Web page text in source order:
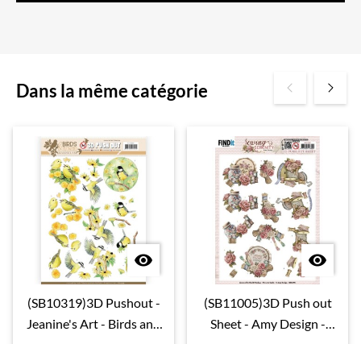
Dans la même catégorie

(SB10319)3D Pushout -
Jeanine's Art - Birds and

(SB11005)3D Push out
Sheet - Amy Design -